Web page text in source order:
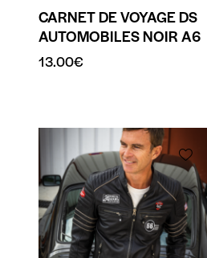
CARNET DE VOYAGE DS
AUTOMOBILES NOIR A6
13.00€